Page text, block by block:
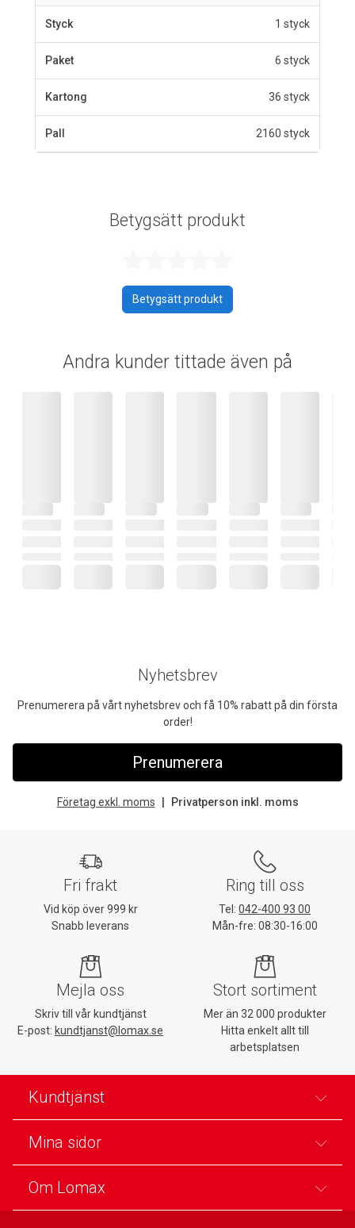
Styck 1 styck
Paket 6 styck
Kartong 36 styck
Pall 2160 styck
Betygsätt produkt
Betygsätt produkt
Andra kunder tittade även på
Nyhetsbrev
Prenumerera på vårt nyhetsbrev och få 10% rabatt på din första
order!
Prenumerera
Företag exkl. moms Privatperson inkl. moms
Fri frakt
Vid köp över 999 kr
Snabb leverans
Ring till oss
Tel: 042-400 93 00
Mån-fre: 08:30-16:00
Mejla oss
Skriv till vår kundtjänst
E-post: kundtjanst@lomax.se
Stort sortiment
Mer än 32 000 produkter
Hitta enkelt allt till
arbetsplatsen
Kundtjänst
Mina sidor
Om Lomax